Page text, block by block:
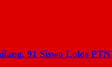
91 Siswa Lolos